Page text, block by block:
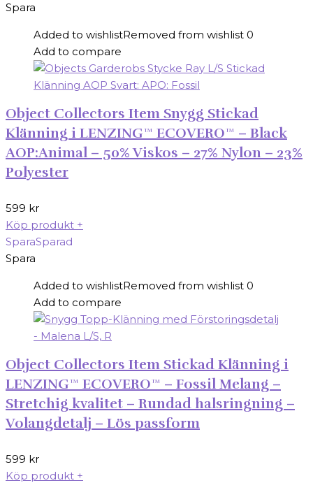
Spara
Added to wishlistRemoved from wishlist 0
Add to compare
Object Collectors Item Snygg Stickad
Klänning i LENZING™ ECOVERO™ – Black
AOP:Animal – 50% Viskos – 27% Nylon – 23%
Polyester
599 kr
Köp produkt +
SparaSparad
Spara
Added to wishlistRemoved from wishlist 0
Add to compare
Object Collectors Item Stickad Klänning i
LENZING™ ECOVERO™ – Fossil Melang –
Stretchig kvalitet – Rundad halsringning –
Volangdetalj – Lös passform
599 kr
Köp produkt +